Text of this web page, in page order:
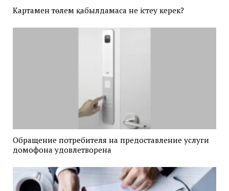
Картамен төлем қабылдамаса не істеу керек?
Обращение потребителя на предоставление услуги
домофона удовлетворена